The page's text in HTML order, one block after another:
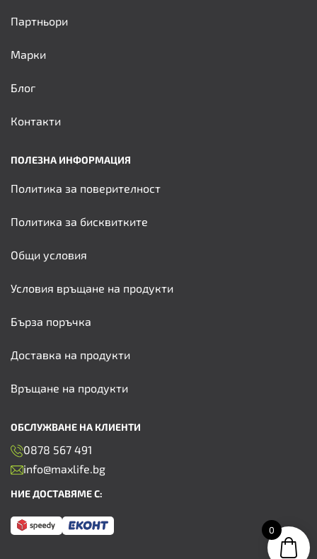
Партньори
Марки
Блог
Контакти
ПОЛЕЗНА ИНФОРМАЦИЯ
Политика за поверителност
Политика за бисквитките
Общи условия
Условия връщане на продукти
Бърза поръчка
Доставка на продукти
Връщане на продукти
ОБСЛУЖВАНЕ НА КЛИЕНТИ
0878 567 491
info@maxlife.bg
НИЕ ДОСТАВЯМЕ С:
0